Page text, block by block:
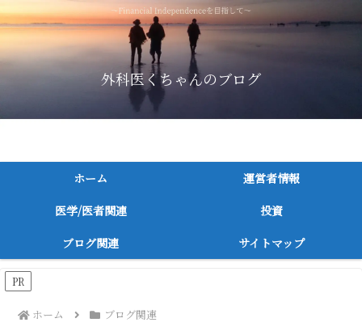
外科医くちゃんのブログ
ホーム
運営者情報
医学/医者関連
投資
ブログ関連
サイトマップ
PR
ホーム ブログ関連